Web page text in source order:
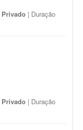
Privado | Duração
Privado | Duração